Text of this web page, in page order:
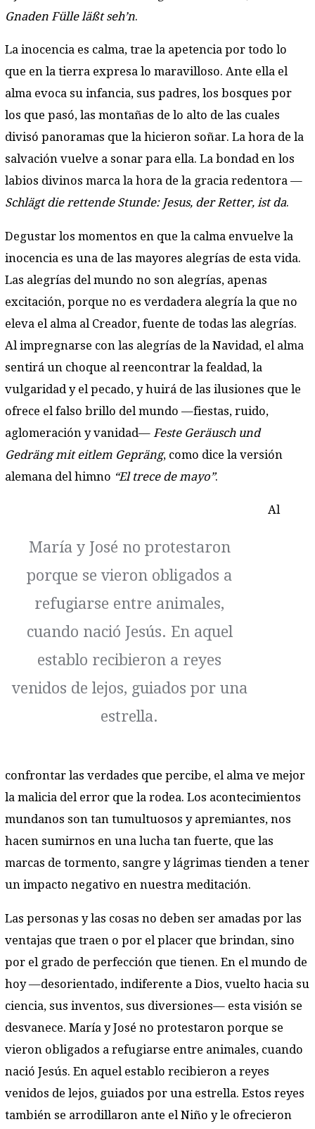
Gnaden Fülle läßt seh’n.
La inocencia es calma, trae la apetencia por todo lo
que en la tierra expresa lo maravilloso. Ante ella el
alma evoca su infancia, sus padres, los bosques por
los que pasó, las montañas de lo alto de las cuales
divisó panoramas que la hicieron soñar. La hora de la
salvación vuelve a sonar para ella. La bondad en los
labios divinos marca la hora de la gracia redentora —
Schlägt die rettende Stunde: Jesus, der Retter, ist da.
Degustar los momentos en que la calma envuelve la
inocencia es una de las mayores alegrías de esta vida.
Las alegrías del mundo no son alegrías, apenas
excitación, porque no es verdadera alegría la que no
eleva el alma al Creador, fuente de todas las alegrías.
Al impregnarse con las alegrías de la Navidad, el alma
sentirá un choque al reencontrar la fealdad, la
vulgaridad y el pecado, y huirá de las ilusiones que le
ofrece el falso brillo del mundo —fiestas, ruido,
aglomeración y vanidad— Feste Geräusch und
Gedräng mit eitlem Gepräng, como dice la versión
alemana del himno “El trece de mayo”.
María y José no protestaron
porque se vieron obligados a
refugiarse entre animales,
cuando nació Jesús. En aquel
establo recibieron a reyes
venidos de lejos, guiados por una
estrella.
Al
confrontar las verdades que percibe, el alma ve mejor
la malicia del error que la rodea. Los acontecimientos
mundanos son tan tumultuosos y apremiantes, nos
hacen sumirnos en una lucha tan fuerte, que las
marcas de tormento, sangre y lágrimas tienden a tener
un impacto negativo en nuestra meditación.
Las personas y las cosas no deben ser amadas por las
ventajas que traen o por el placer que brindan, sino
por el grado de perfección que tienen. En el mundo de
hoy —desorientado, indiferente a Dios, vuelto hacia su
ciencia, sus inventos, sus diversiones— esta visión se
desvanece. María y José no protestaron porque se
vieron obligados a refugiarse entre animales, cuando
nació Jesús. En aquel establo recibieron a reyes
venidos de lejos, guiados por una estrella. Estos reyes
también se arrodillaron ante el Niño y le ofrecieron